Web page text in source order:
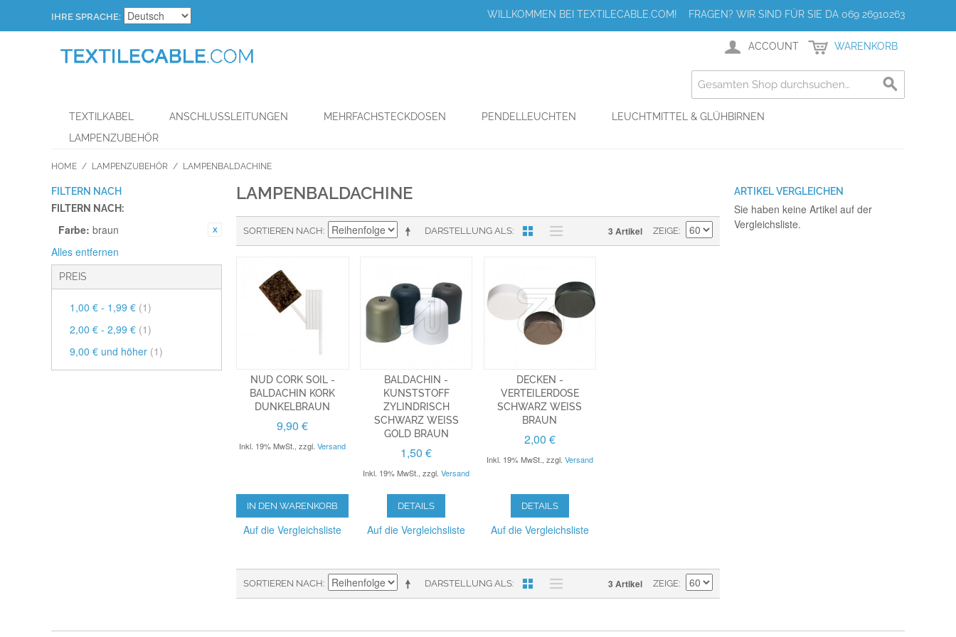
IHRE SPRACHE: WILLKOMMEN BEI TEXTILECABLE.COM! FRAGEN? WIR SIND FÜR SIE DA 069 26910263
ACCOUNT WARENKORB
TEXTILKABEL ANSCHLUSSLEITUNGEN MEHRFACHSTECKDOSEN PENDELLEUCHTEN
LEUCHTMITTEL & GLÜHBIRNEN
LAMPENZUBEHÖR
HOME / LAMPENZUBEHÖR / LAMPENBALDACHINE
FILTERN NACH
FILTERN NACH:
Farbe: braun
Alles entfernen
PREIS
1,00 € - 1,99 € (1)
2,00 € - 2,99 € (1)
9,00 € und höher (1)
LAMPENBALDACHINE
DARSTELLUNG ALS
SORTIEREN NACH 3 Artikel ZEIGE
NUD CORK SOIL -
BALDACHIN KORK
DUNKELBRAUN
9,90 €
Inkl. 19% MwSt. ,zzgl.Versand
IN DEN WARENKORB
Auf die Vergleichsliste
BALDACHIN -
KUNSTSTOFF
ZYLINDRISCH
SCHWARZ WEISS G
OLD BRAUN
1,50 €
Inkl. 19% MwSt. ,zzgl.Versand
DETAILS
Auf die Vergleichsliste
DECKEN -
VERTEILERDOSE
SCHWARZ WEISS B
RAUN
2,00 €
Inkl. 19% MwSt. zzgl. Versand
DETAILS
Auf die Vergleichsliste
DARSTELLUNG ALS
SORTIEREN NACH 3 Artikel ZEIGE
ARTIKEL VERGLEICHEN
Sie haben keine Artikel auf der
Vergleichsliste.